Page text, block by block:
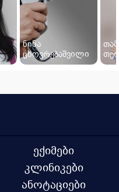
ნინა
ცხოვრებაშვილი
ექიმები
კლინიკები
ანოტაციები